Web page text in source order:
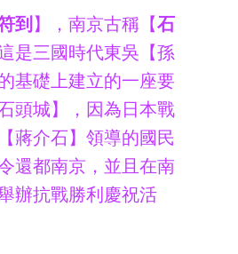
到 】，南京古稱【石
是三國時代東吳【孫
基礎上建立的一座要
頭城】，因為日本戰
蔣介石】領導的國民
還都南京，並且在南
辦抗戰勝利慶祝活